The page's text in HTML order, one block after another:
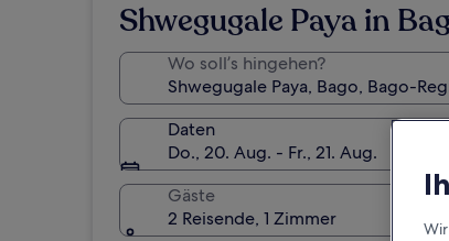
Shwegugale Paya in
Wo soll’s hingehen?
Daten
Do., 20. Aug. - Fr., 21. Aug.
Gäste
2 Reisende, 1 Zimmer